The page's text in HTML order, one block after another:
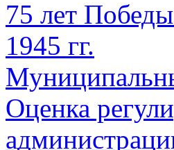
75 лет
1945 гг.
Оценка